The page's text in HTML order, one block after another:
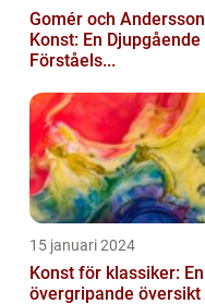
Gomér och Andersson
Konst: En Djupgående
Förståels...
15 januari 2024
Konst för klassiker: En
övergripande översikt